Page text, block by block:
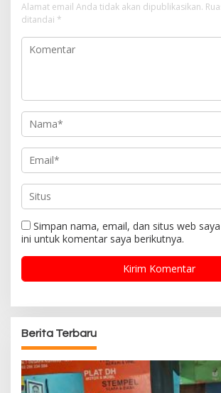
s
Alamat email Anda tidak akan dipublikasikan.
ditandai *
Simpan nama, email, dan situs web
ini untuk komentar saya berikutnya.
Berita Terbaru